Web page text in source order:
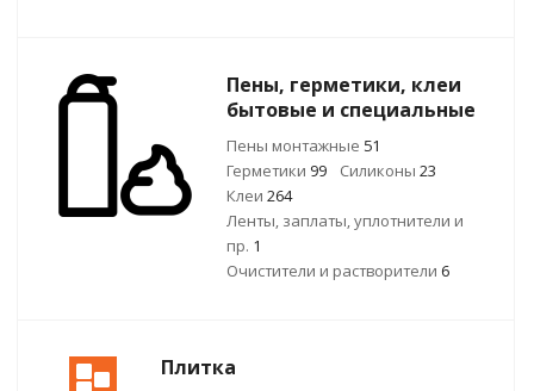
Пены, герметики, клеи
бытовые и специальные
Пены монтажные 51
Герметики 99 Силиконы 23
Клеи 264
Ленты, заплаты, уплотнители и
пр. 1
Очистители и растворители 6
Плитка